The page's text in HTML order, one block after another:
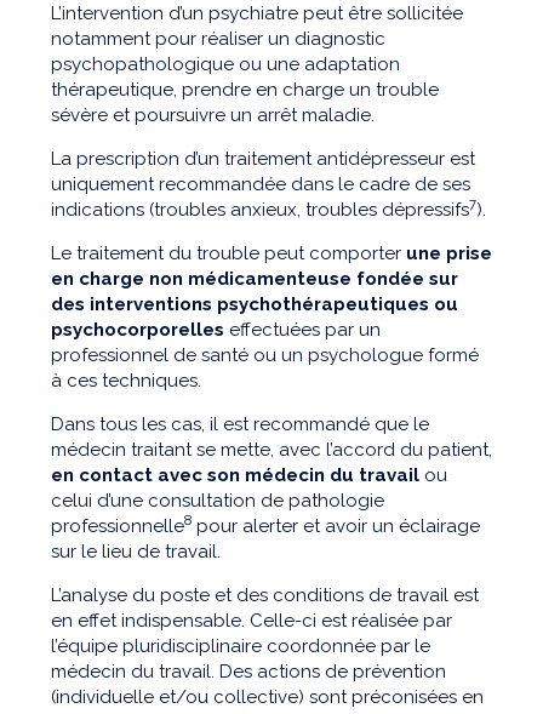
L’intervention d’un psychiatre peut être sollicitée
notamment pour réaliser un diagnostic
psychopathologique ou une adaptation
thérapeutique, prendre en charge un trouble
sévère et poursuivre un arrêt maladie.
La prescription d’un traitement antidépresseur est
uniquement recommandée dans le cadre de ses
indications (troubles anxieux, troubles dépressifs7).
Le traitement du trouble peut comporter une prise
en charge non médicamenteuse fondée sur
des interventions psychothérapeutiques ou
psychocorporelles effectuées par un
professionnel de santé ou un psychologue formé
à ces techniques.
Dans tous les cas, il est recommandé que le
médecin traitant se mette, avec l’accord du patient,
en contact avec son médecin du travail ou
celui d’une consultation de pathologie
professionnelle8 pour alerter et avoir un éclairage
sur le lieu de travail.
L’analyse du poste et des conditions de travail est
en effet indispensable. Celle-ci est réalisée par
l’équipe pluridisciplinaire coordonnée par le
médecin du travail. Des actions de prévention
(individuelle et/ou collective) sont préconisées en